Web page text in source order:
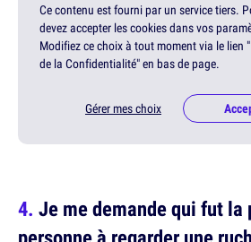
Ce contenu est fourni par un service tiers.
devez accepter les cookies dans vos
Modifiez ce choix à tout moment via le lien
de la Confidentialité" en bas de page.
Gérer mes choix
Je me demande qui fut la